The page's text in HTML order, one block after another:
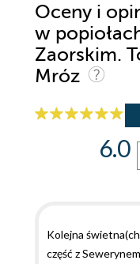
Oceny i
w
Zaorskim.
Mróz
6.0
Kolejna
część z